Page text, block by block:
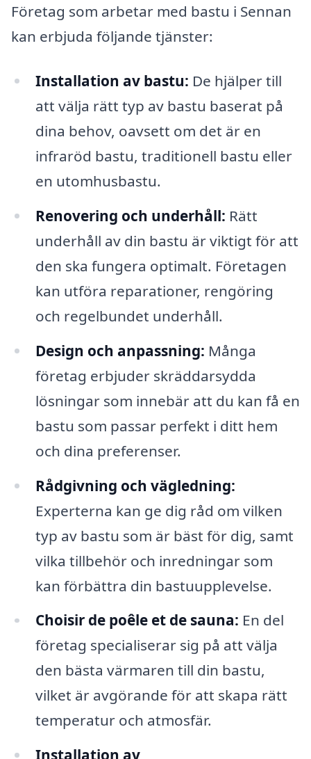
Företag som arbetar med bastu i Sennan
kan erbjuda följande tjänster:
Installation av bastu: De hjälper till
att välja rätt typ av bastu baserat på
dina behov, oavsett om det är en
infraröd bastu, traditionell bastu eller
en utomhusbastu.
Renovering och underhåll: Rätt
underhåll av din bastu är viktigt för att
den ska fungera optimalt. Företagen
kan utföra reparationer, rengöring
och regelbundet underhåll.
Design och anpassning: Många
företag erbjuder skräddarsydda
lösningar som innebär att du kan få en
bastu som passar perfekt i ditt hem
och dina preferenser.
Rådgivning och vägledning:
Experterna kan ge dig råd om vilken
typ av bastu som är bäst för dig, samt
vilka tillbehör och inredningar som
kan förbättra din bastuupplevelse.
Choisir de poêle et de sauna: En del
företag specialiserar sig på att välja
den bästa värmaren till din bastu,
vilket är avgörande för att skapa rätt
temperatur och atmosfär.
Installation av